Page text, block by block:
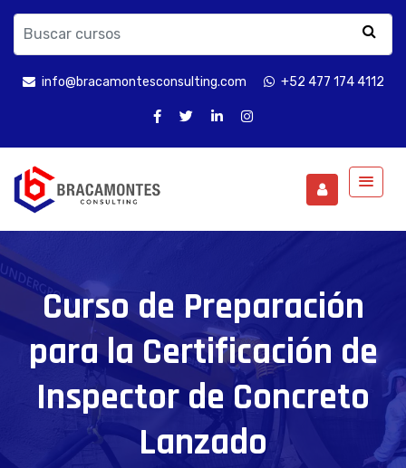
info@bracamontesconsulting.com +52 477 174 4112
Curso de Preparación
para la Certificación de
Inspector de Concreto
Lanzado